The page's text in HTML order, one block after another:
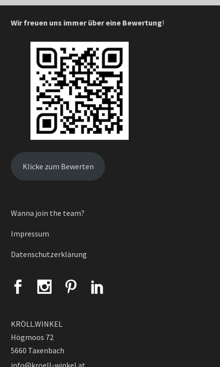
Wir freuen uns immer über eine Bewertung!
Klicke zum Bewerten
Wanna join the team?
Impressum
Datenschutzerklärung
KRÖLL.WINKEL
Högmoos 72
5660 Taxenbach
info@kroell-winkel.at